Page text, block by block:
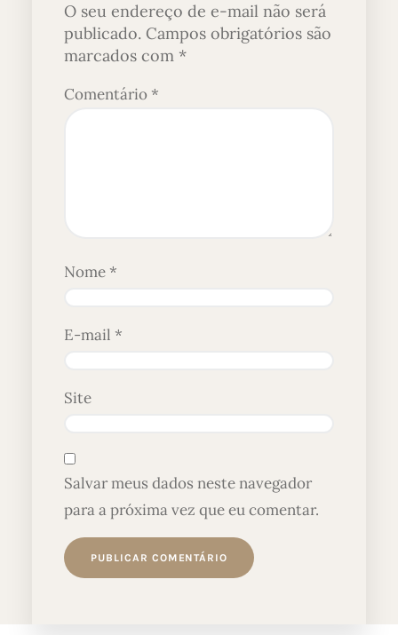
O seu endereço de e-mail não será
publicado. Campos obrigatórios são
marcados com *
Comentário*
Nome*
E-mail *
Site
Salvar meus dados neste navegador
para a próxima vez que eu comentar.